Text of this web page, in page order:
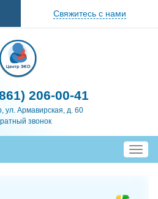
Свяжитесь с нами
206-00-41
ул. Армавирская, д. 60
звонок
T
o